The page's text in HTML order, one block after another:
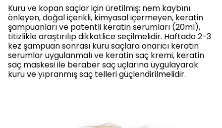
Kuru ve kopan saçlar için üretilmiş; nem kaybını
önleyen, doğal içerikli, kimyasal içermeyen, keratin
şampuanları ve patentli keratin serumları (20ml),
titizlikle araştırılıp dikkatlice seçilmelidir. Haftada 2-3
kez şampuan sonrası kuru saçlara onarıcı keratin
serumlar uygulanmalı ve keratin saç kremi, keratin
saç maskesi ile beraber saç uçlarına uygulayarak
kuru ve yıpranmış saç telleri güçlendirilmelidir.